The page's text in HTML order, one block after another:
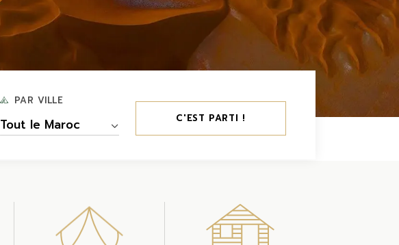
PAR VILLE
Tout le Maroc C'EST PARTI !